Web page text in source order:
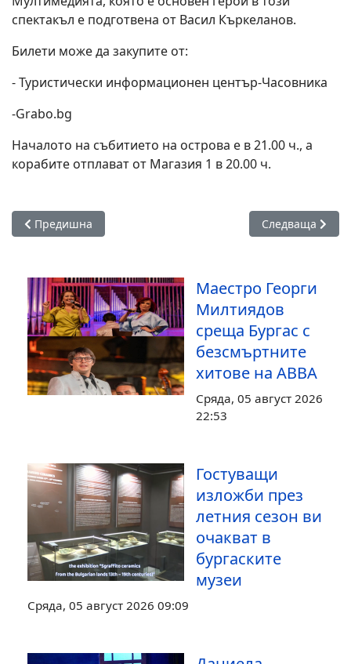
спектакъл е подготвена от Васил Къркеланов.
Билети може да закупите от:
- Туристически информационен център-Часовника
-Grabo.bg
Началото на събитието на острова е в 21.00 ч., а
корабите отплават от Магазия 1 в 20.00 ч.
Предишна статия: Държавна опера – Бургас отбелязва
Предишна Следваща
Следваща
Маестро Георги
Милтиядов
среща Бургас с
безсмъртните
хитове на ABBA
Сряда, 05 август 2026
22:53
Гостуващи
изложби през
летния сезон ви
очакват в
бургаските
музеи
Сряда, 05 август 2026 09:09